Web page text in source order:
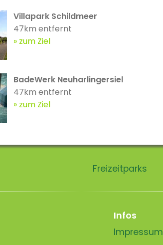
Villapark Schildmeer
47km entfernt
zum Ziel
BadeWerk Neuharlingersiel
47km entfernt
zum Ziel
Freizeitparks
Infos
Impressum